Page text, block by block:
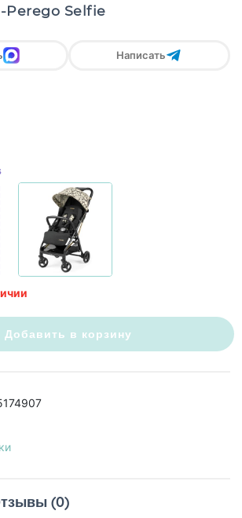
Perego Selfie
Написать
Добавить в корзину
(0)